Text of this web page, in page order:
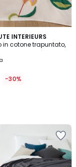
INTERIEURS
in cotone trapuntato,
-30%